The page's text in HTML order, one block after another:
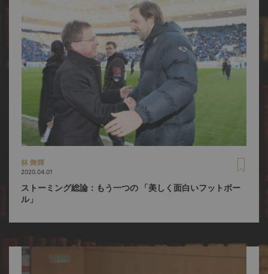
林 舞輝
2020.04.01
ストーミング総論：もう一つの 「美しく面白いフットボー
ル」